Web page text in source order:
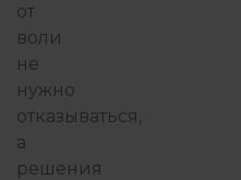
от
воли
не
нужно
отказываться,
а
решения